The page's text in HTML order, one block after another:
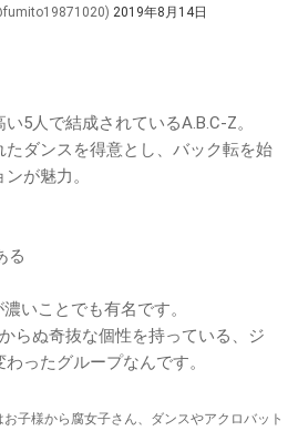
2019年8月14日
5人で結成されているA.B.C-Z。
ダンスを得意とし、バック転を始
が魅力。
る
いことでも有名です。
らぬ奇抜な個性を持っている、ジ
ったグループなんです。
子様から腐女子さん、ダンスやアクロバット